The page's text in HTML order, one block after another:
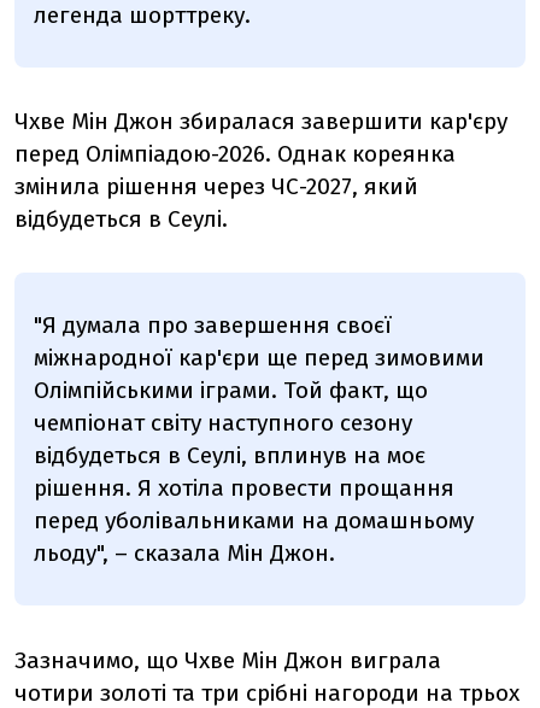
легенда шорттреку.
Чхве Мін Джон збиралася завершити кар'єру
перед Олімпіадою-2026. Однак кореянка
змінила рішення через ЧС-2027, який
відбудеться в Сеулі.
"Я думала про завершення своєї
міжнародної кар'єри ще перед зимовими
Олімпійськими іграми. Той факт, що
чемпіонат світу наступного сезону
відбудеться в Сеулі, вплинув на моє
рішення. Я хотіла провести прощання
перед уболівальниками на домашньому
льоду", – сказала Мін Джон.
Зазначимо, що Чхве Мін Джон виграла
чотири золоті та три срібні нагороди на трьох